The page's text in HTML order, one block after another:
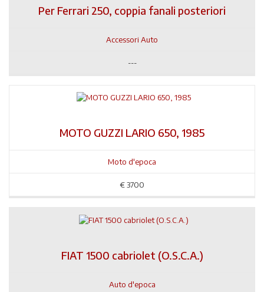
Per Ferrari 250, coppia fanali posteriori
Accessori Auto
---
MOTO GUZZI LARIO 650, 1985
Moto d'epoca
€3700
FIAT 1500 cabriolet (O.S.C.A.)
Auto d'epoca